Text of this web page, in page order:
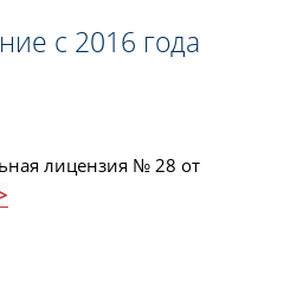
с 2016 года
лицензия № 28 от